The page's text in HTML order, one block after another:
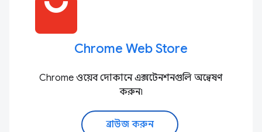
Chrome Web Store
Chrome ওয়েব দোকানে এক্সটেনশনগুলি অন্বেষণ
করুন৷
ব্রাউজ করুন